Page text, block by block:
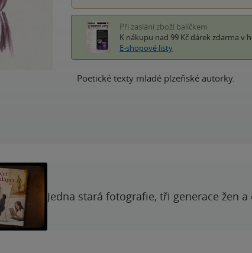
Při zaslání zboží balíčkem
K nákupu nad 99 Kč dárek zdarma v
E-shopové listy
Poetické texty mladé plzeňské autorky.
Jedna stará fotografie, tři generace žen